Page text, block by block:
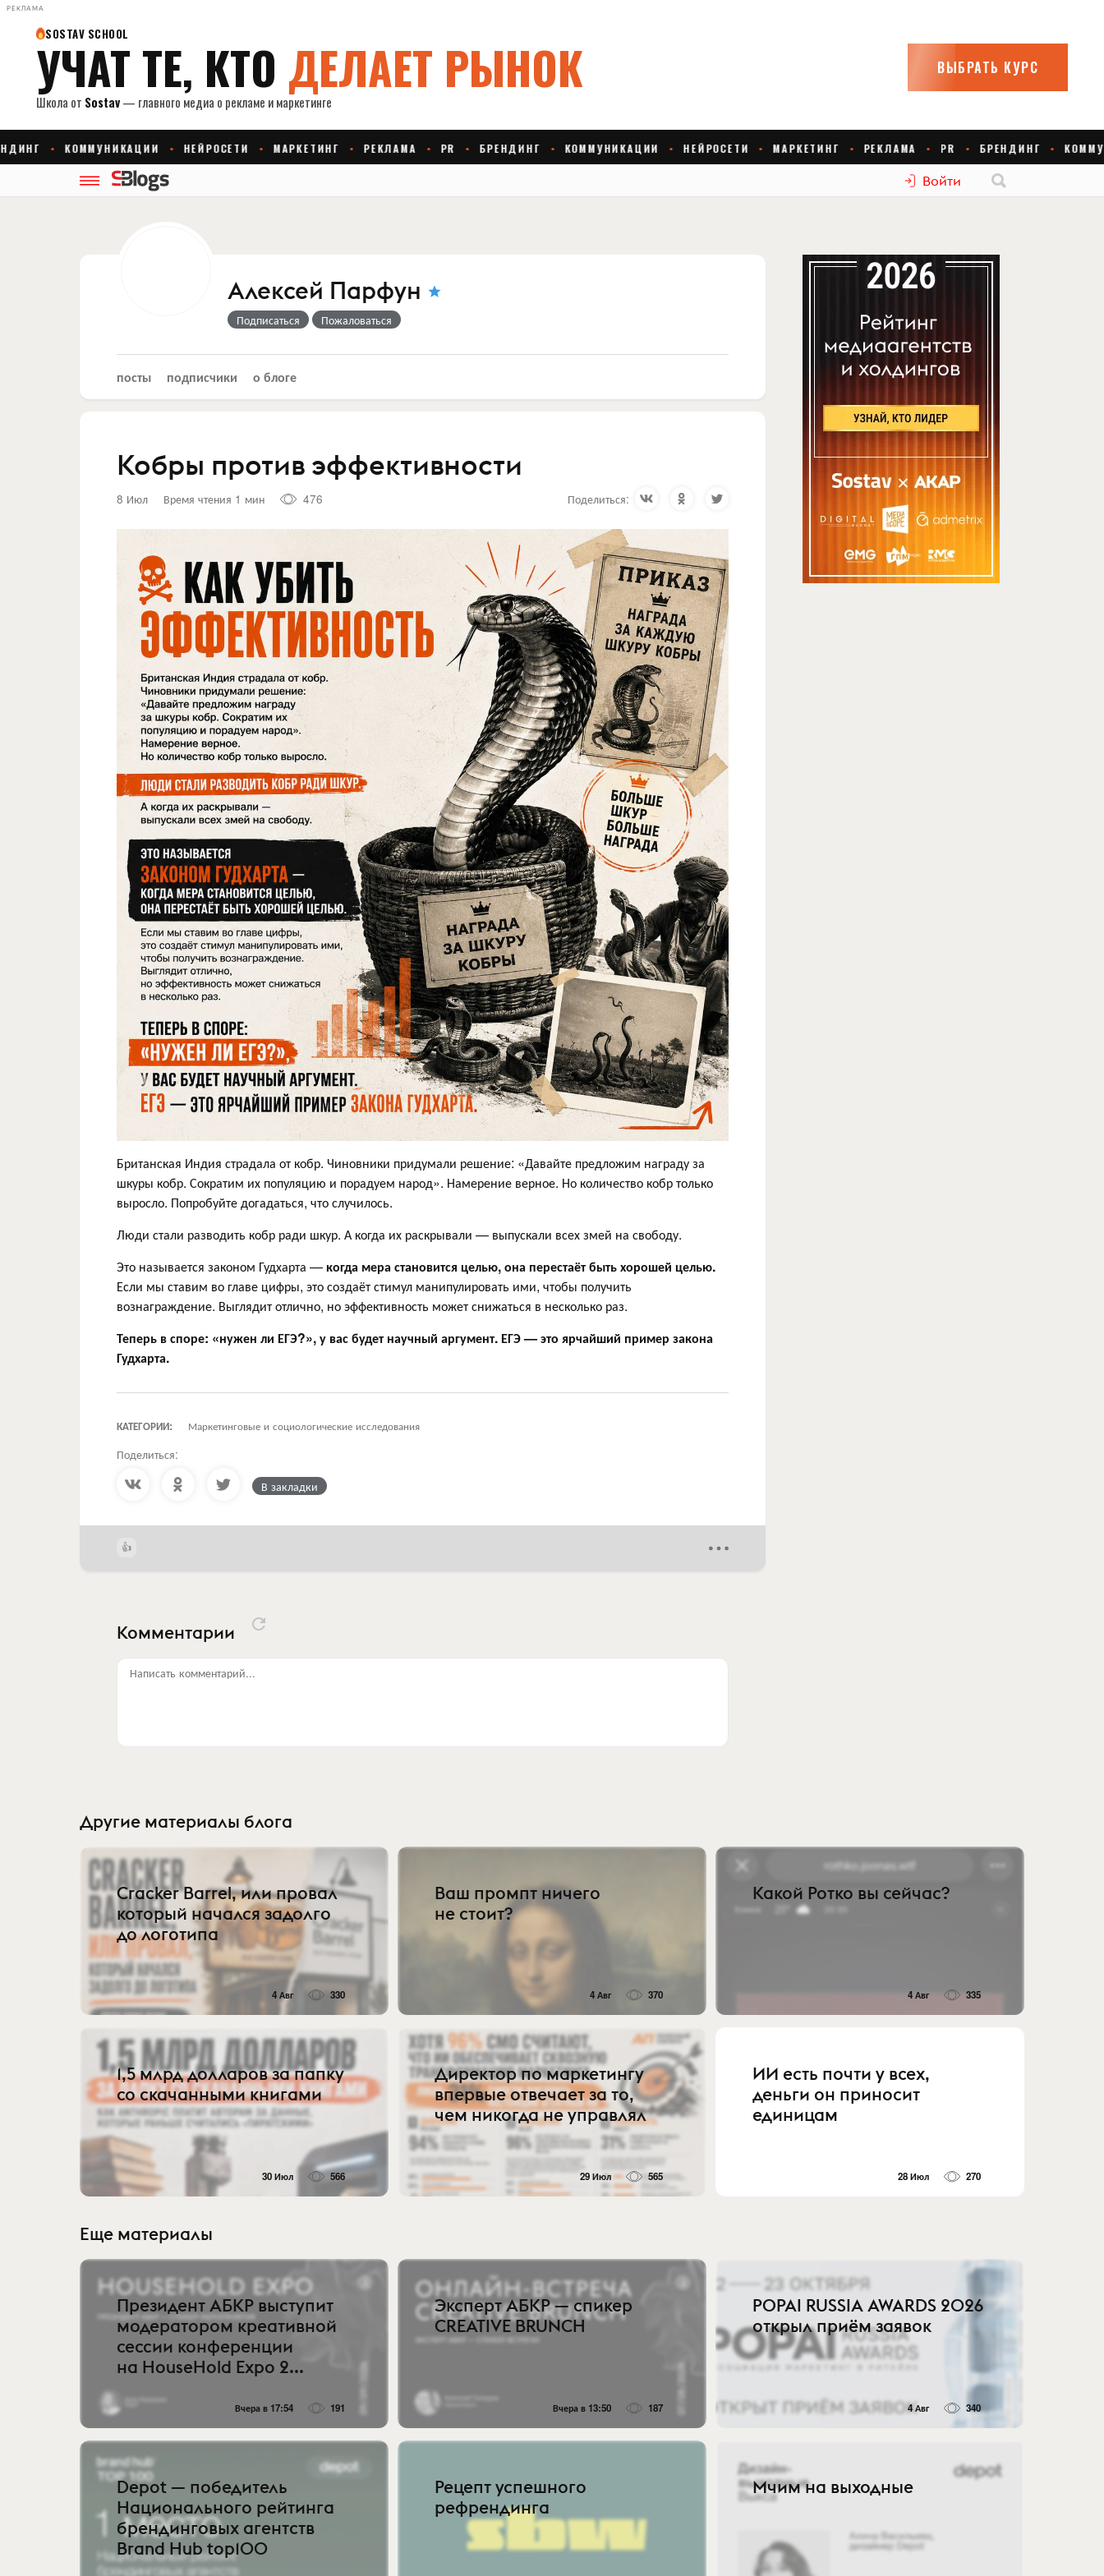
РЕКЛАМА
Войти
Алексей Парфун
Подписаться Пожаловаться
посты подписчики о блоге
Кобры против эффективности
8 Июл Время чтения 1 мин 476 Поделиться:
Британская Индия страдала от кобр. Чиновники придумали решение: «Давайте предложим награду за
шкуры кобр. Сократим их популяцию и порадуем народ». Намерение верное. Но количество кобр только
выросло. Попробуйте догадаться, что случилось.
Люди стали разводить кобр ради шкур. А когда их раскрывали — выпускали всех змей на свободу.
Это называется законом Гудхарта — когда мера становится целью, она перестаёт быть хорошей целью.
Если мы ставим во главе цифры, это создаёт стимул манипулировать ими, чтобы получить
вознаграждение. Выглядит отлично, но эффективность может снижаться в несколько раз.
Теперь в споре: «нужен ли ЕГЭ?», у вас будет научный аргумент. ЕГЭ — это ярчайший пример закона
Гудхарта.
КАТЕГОРИИ: Маркетинговые и социологические исследования
Поделиться:
В закладки
Комментарии
Написать комментарий...
Другие материалы блога
Cracker Barrel, или провал
который начался задолго
до логотипа
4 Авг 330
Ваш промпт ничего
не стоит?
4 Авг 370
Какой Ротко вы сейчас?
4 Авг 335
1,5 млрд долларов за папку
со скачанными книгами
30 Июл 566
Директор по маркетингу
впервые отвечает за то,
чем никогда не управлял
29 Июл 565
ИИ есть почти у всех,
деньги он приносит
единицам
28 Июл 270
Еще материалы
Президент АБКР выступит
модератором креативной
сессии конференции
на HouseHold Expo 2...
Вчера в 17:54 191
Эксперт АБКР — спикер
CREATIVE BRUNCH
Вчера в 13:50 187
POPAI RUSSIA AWARDS 2026
открыл приём заявок
4 Авг 340
Depot — победитель
Национального рейтинга
брендинговых агентств
Brand Hub top100
Рецепт успешного
рефрендинга
Мчим на выходные